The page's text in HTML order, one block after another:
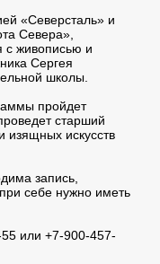
«Северсталь» и
Севера»,
с живописью и
Сергея
школы.
пройдет
старший
изящных искусств
запись,
себе нужно иметь
или +7-900-457-